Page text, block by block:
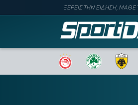
ΞΕΡΕΙΣ ΤΗΝ ΕΙΔΗΣΗ, ΜΑΘΕ